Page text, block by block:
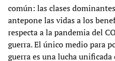
común: las clases
antepone las vidas a los
respecta a la pandemia del
guerra. El único medio para
guerra es una lucha unificada